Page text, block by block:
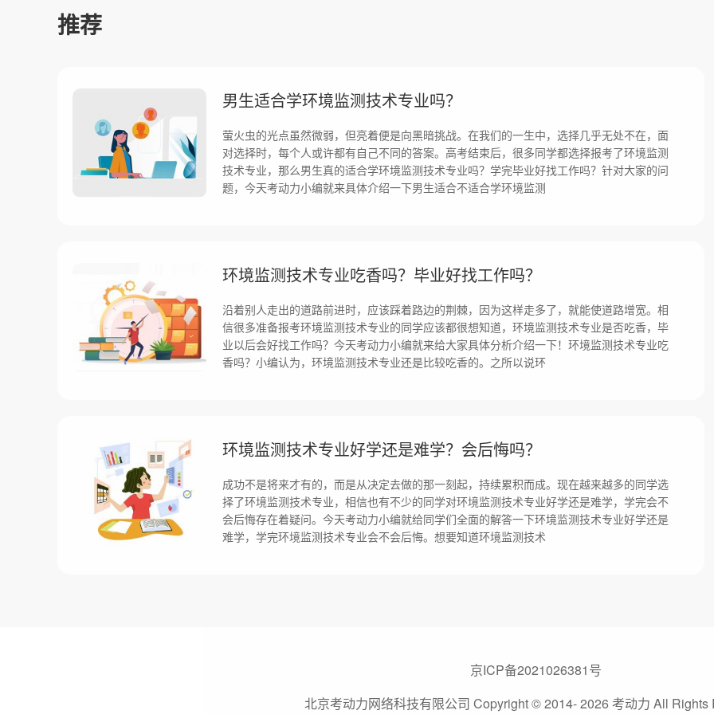
推荐
男生适合学环境监测技术专业吗？
萤火虫的光点虽然微弱，但亮着便是向黑暗挑战。在我们的一生中，选择几乎无处不在，面
对选择时，每个人或许都有自己不同的答案。高考结束后，很多同学都选择报考了环境监测
技术专业，那么男生真的适合学环境监测技术专业吗？学完毕业好找工作吗？针对大家的问
题，今天考动力小编就来具体介绍一下男生适合不适合学环境监测
环境监测技术专业吃香吗？毕业好找工作吗？
沿着别人走出的道路前进时，应该踩着路边的荆棘，因为这样走多了，就能使道路增宽。相
信很多准备报考环境监测技术专业的同学应该都很想知道，环境监测技术专业是否吃香，毕
业以后会好找工作吗？今天考动力小编就来给大家具体分析介绍一下！环境监测技术专业吃
香吗？小编认为，环境监测技术专业还是比较吃香的。之所以说环
环境监测技术专业好学还是难学？会后悔吗？
成功不是将来才有的，而是从决定去做的那一刻起，持续累积而成。现在越来越多的同学选
择了环境监测技术专业，相信也有不少的同学对环境监测技术专业好学还是难学，学完会不
会后悔存在着疑问。今天考动力小编就给同学们全面的解答一下环境监测技术专业好学还是
难学，学完环境监测技术专业会不会后悔。想要知道环境监测技术
京ICP备2021026381号
北京考动力网络科技有限公司 Copyright © 2014- 2026 考动力 All Rights